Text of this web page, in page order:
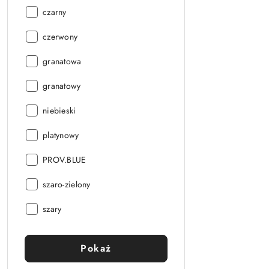
Kolor:
czarny
Kolor:
czerwony
Kolor:
granatowa
Kolor:
granatowy
Kolor:
niebieski
Kolor:
platynowy
Kolor:
PROV.BLUE
Kolor:
szaro-zielony
Kolor:
szary
Pokaż